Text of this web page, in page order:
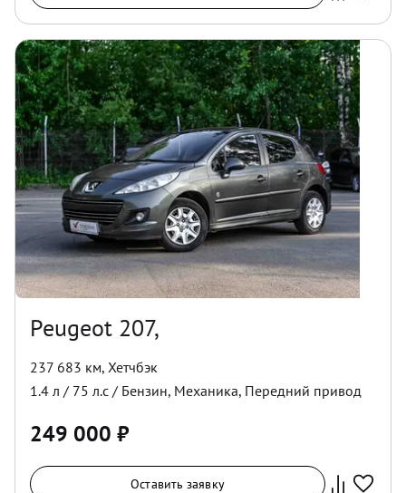
Peugeot 207,
237 683 км, Хетчбэк
1.4 л / 75 л.с / Бензин, Механика, Передний привод
249 000 ₽
Оставить заявку